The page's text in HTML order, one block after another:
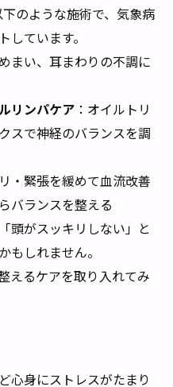
のような施術で、気象病
しています。
まい、耳まわりの不調に
ンパケア ：オイルトリ
スで神経のバランスを調
・緊張を緩めて血流改善
バランスを整える
頭がスッキリしない」と
もしれません。
えるケアを取り入れてみ
心身にストレスがたまり